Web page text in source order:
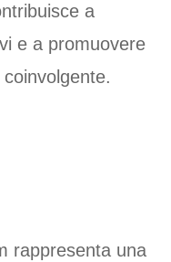
a
e a promuovere
coinvolgente.
rappresenta una